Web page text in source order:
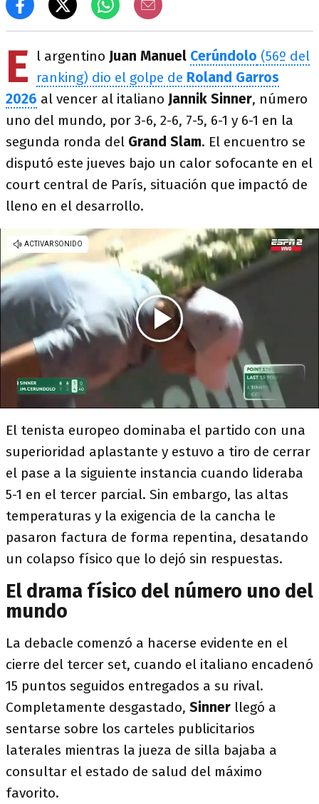
E l argentino Juan Manuel Cerúndolo (56º del
ranking) dio el golpe de Roland Garros
2026 al vencer al italiano Jannik Sinner, número
uno del mundo, por 3-6, 2-6, 7-5, 6-1 y 6-1 en la
segunda ronda del Grand Slam. El encuentro se
disputó este jueves bajo un calor sofocante en el
court central de París, situación que impactó de
lleno en el desarrollo.
El tenista europeo dominaba el partido con una
superioridad aplastante y estuvo a tiro de cerrar
el pase a la siguiente instancia cuando lideraba
5-1 en el tercer parcial. Sin embargo, las altas
temperaturas y la exigencia de la cancha le
pasaron factura de forma repentina, desatando
un colapso físico que lo dejó sin respuestas.
El drama físico del número uno del
mundo
La debacle comenzó a hacerse evidente en el
cierre del tercer set, cuando el italiano encadenó
15 puntos seguidos entregados a su rival.
Completamente desgastado, Sinner llegó a
sentarse sobre los carteles publicitarios
laterales mientras la jueza de silla bajaba a
consultar el estado de salud del máximo
favorito.